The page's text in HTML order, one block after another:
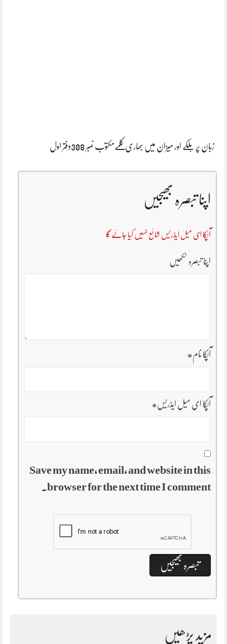
زبان پر ہلکے اور میزان میں بھاری کلمےمکتوب نمبر 308دفتر اول
اپنا تبصرہ بھیجیں
آپکا ای میل ایڈریس شائع نہیں کیا جائے گا
اپنا تبصرہ لکھیں
آپکا نام*
آپکا ای میل ایڈریس*
Save my name, email, and website in this
browser for the next time I comment.
مزید پڑھیں